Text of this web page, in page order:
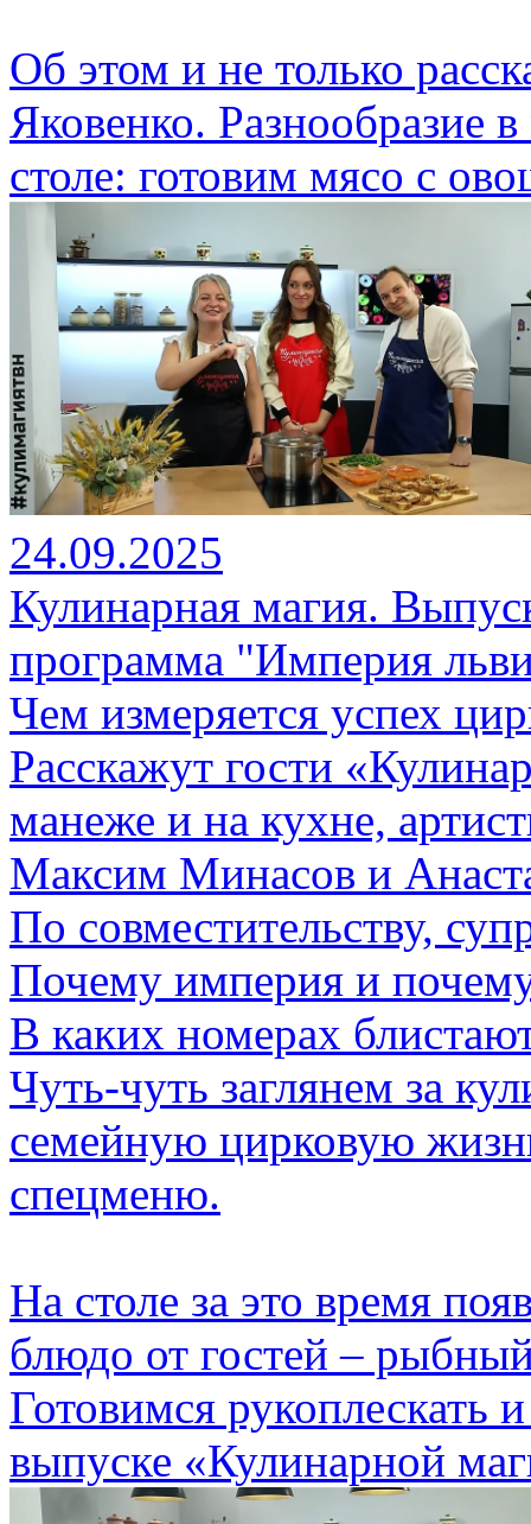
Об этом и не только
Яковенко. Разнообразие
столе: готовим мясо с
24.09.2025
Кулинарная магия.
программа "Империя
Чем измеряется успех
Расскажут гости
манеже и на кухне,
Максим Минасов и
По совместительству,
Почему империя и
В каких номерах
Чуть-чуть заглянем за
семейную цирковую
спецменю.
На столе за это время
блюдо от гостей –
Готовимся рукоплескать
выпуске «Кулинарной